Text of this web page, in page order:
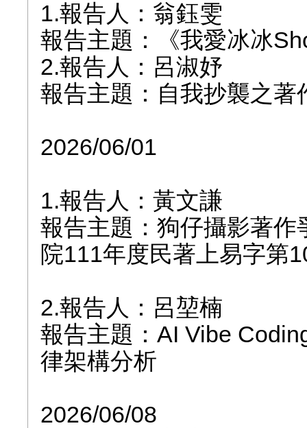
1.報告人：翁鈺雯
報告主題：《我愛冰冰
2.報告人：呂淑妤
報告主題：自我抄襲之著
2026/06/01
1.報告人：黃文謙
報告主題：狗仔攝影著
院111年度民著上易字第
2.報告人：呂堃楠
報告主題：AI Vibe
律架構分析
2026/06/08